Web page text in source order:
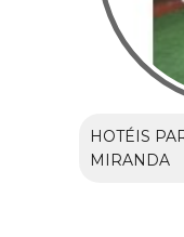
HOTÉIS
MIRANDA